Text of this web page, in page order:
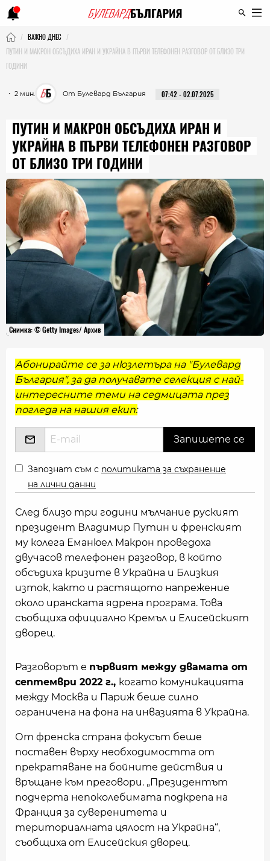
ВАЖНО ДНЕС
ПУТИН И МАКРОН ОБСЪДИХА ИРАН И УКРАЙНА В ПЪРВИ ТЕЛЕФОНЕН РАЗГОВОР ОТ БЛИЗО ТРИ
ГОДИНИ
・ 2 мин. От Булевард България 07:42 - 02.07.2025
ПУТИН И МАКРОН ОБСЪДИХА ИРАН И
УКРАЙНА В ПЪРВИ ТЕЛЕФОНЕН РАЗГОВОР
ОТ БЛИЗО ТРИ ГОДИНИ
Снимка: © Getty Images/ Архив
Абонирайте се за нюзлетъра на "Булевард
България", за да получавате селекция с най-
интересните теми на седмицата през
погледа на нашия екип:
Запознат съм с политиката за съхранение
на лични данни
След близо три години мълчание руският
президент Владимир Путин и френският
му колега Еманюел Макрон проведоха
двучасов телефонен разговор, в който
обсъдиха кризите в Украйна и Близкия
изток, както и растящото напрежение
около иранската ядрена програма. Това
съобщиха официално Кремъл и Елисейският
дворец.
Разговорът е първият между двамата от
септември 2022 г., когато комуникацията
между Москва и Париж беше силно
ограничена на фона на инвазията в Украйна.
От френска страна фокусът беше
поставен върху необходимостта от
прекратяване на бойните действия и
връщане към преговори. „Президентът
подчерта непоколебимата подкрепа на
Франция за суверенитета и
териториалната цялост на Украйна“,
съобщиха от Елисейския дворец.